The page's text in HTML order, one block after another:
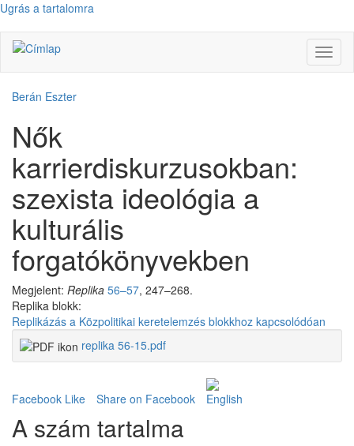
Ugrás a tartalomra
Berán Eszter
Nők
karrierdiskurzusokban:
szexista ideológia a
kulturális
forgatókönyvekben
Megjelent: Replika 56–57, 247–268.
Replika blokk:
Replikázás a Közpolitikai keretelemzés blokkhoz kapcsolódóan
replika 56-15.pdf
Facebook Like Share on Facebook
A szám tartalma